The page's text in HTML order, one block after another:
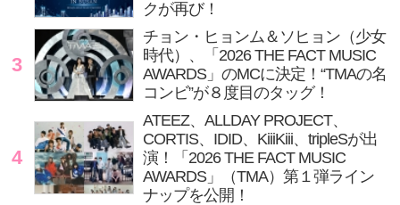
クが再び！
3
チョン・ヒョンム＆ソヒョン（少女
時代）、「2026 THE FACT MUSIC
AWARDS」のMCに決定！“TMAの名
コンビ”が８度目のタッグ！
4
ATEEZ、ALLDAY PROJECT、
CORTIS、IDID、KiiiKiii、tripleSが出
演！「2026 THE FACT MUSIC
AWARDS」（TMA）第１弾ライン
ナップを公開！